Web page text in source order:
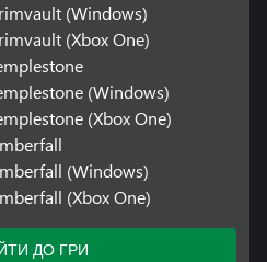
(Windows)
(Xbox One)
(Windows)
(Xbox One)
(Windows)
(Xbox One)
ДО ГРИ